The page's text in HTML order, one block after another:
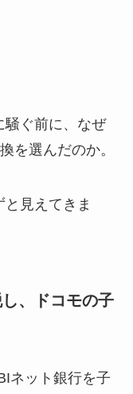
騒ぐ前に、なぜ
を選んだのか。
見えてきま
、ドコモの子
ネット銀行を子